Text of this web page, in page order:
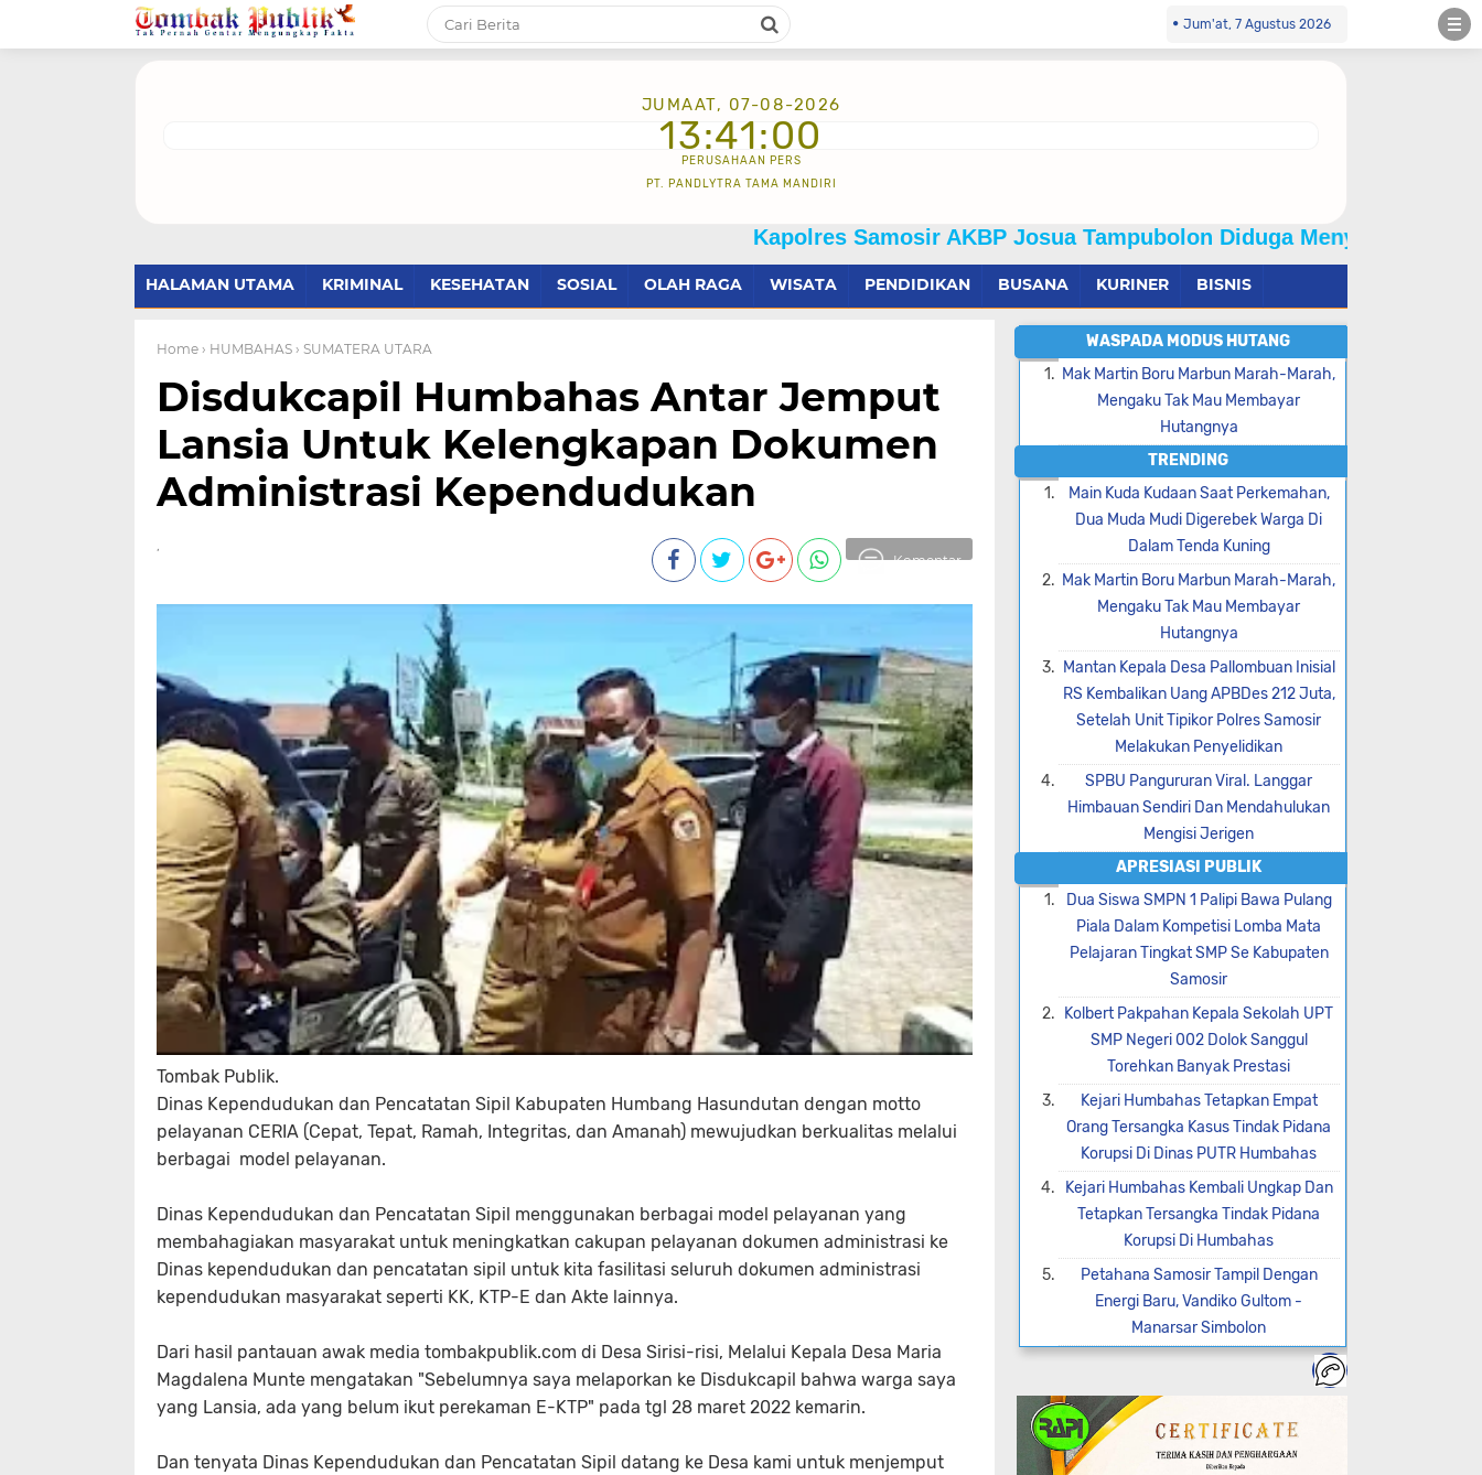
Jum'at, 7 Agustus 2026
JUMAAT, 07-08-2026
13:41:02
PERUSAHAAN PERS
PT. PANDLYTRA TAMA MANDIRI
Kapolres Samosir AKBP Josua Tampubolon Diduga Menyalahgunakan
HALAMAN UTAMA KRIMINAL KESEHATAN SOSIAL OLAH RAGA WISATA PENDIDIKAN BUSANA KURINER BISNIS
Home › HUMBAHAS › SUMATERA UTARA
Disdukcapil Humbahas Antar Jemput
Lansia Untuk Kelengkapan Dokumen
Administrasi Kependudukan
Komentar
Tombak Publik.
Dinas Kependudukan dan Pencatatan Sipil Kabupaten Humbang Hasundutan dengan motto
pelayanan CERIA (Cepat, Tepat, Ramah, Integritas, dan Amanah) mewujudkan berkualitas melalui
berbagai model pelayanan.
Dinas Kependudukan dan Pencatatan Sipil menggunakan berbagai model pelayanan yang
membahagiakan masyarakat untuk meningkatkan cakupan pelayanan dokumen administrasi ke
Dinas kependudukan dan pencatatan sipil untuk kita fasilitasi seluruh dokumen administrasi
kependudukan masyarakat seperti KK, KTP-E dan Akte lainnya.
Dari hasil pantauan awak media tombakpublik.com di Desa Sirisi-risi, Melalui Kepala Desa Maria
Magdalena Munte mengatakan "Sebelumnya saya melaporkan ke Disdukcapil bahwa warga saya
yang Lansia, ada yang belum ikut perekaman E-KTP" pada tgl 28 maret 2022 kemarin.
Dan tenyata Dinas Kependudukan dan Pencatatan Sipil datang ke Desa kami untuk menjemput
WASPADA MODUS HUTANG
Mak Martin Boru Marbun Marah-Marah,
Mengaku Tak Mau Membayar
Hutangnya
TRENDING
Main Kuda Kudaan Saat Perkemahan,
Dua Muda Mudi Digerebek Warga Di
Dalam Tenda Kuning
Mak Martin Boru Marbun Marah-Marah,
Mengaku Tak Mau Membayar
Hutangnya
Mantan Kepala Desa Pallombuan Inisial
RS Kembalikan Uang APBDes 212 Juta,
Setelah Unit Tipikor Polres Samosir
Melakukan Penyelidikan
SPBU Pangururan Viral. Langgar
Himbauan Sendiri Dan Mendahulukan
Mengisi Jerigen
APRESIASI PUBLIK
Dua Siswa SMPN 1 Palipi Bawa Pulang
Piala Dalam Kompetisi Lomba Mata
Pelajaran Tingkat SMP Se Kabupaten
Samosir
Kolbert Pakpahan Kepala Sekolah UPT
SMP Negeri 002 Dolok Sanggul
Torehkan Banyak Prestasi
Kejari Humbahas Tetapkan Empat
Orang Tersangka Kasus Tindak Pidana
Korupsi Di Dinas PUTR Humbahas
Kejari Humbahas Kembali Ungkap Dan
Tetapkan Tersangka Tindak Pidana
Korupsi Di Humbahas
Petahana Samosir Tampil Dengan
Energi Baru, Vandiko Gultom -
Manarsar Simbolon